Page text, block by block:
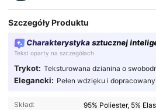
Szczegóły Produktu
Charakterystyka sztucznej
Tekst oparty na szczegółach
Trykot: Teksturowana dzianina o
Elegancki: Pełen wdzięku i
Skład: 95% Poliester, 5%